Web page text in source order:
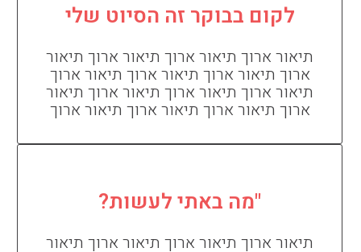
לקום בבוקר זה הסיוט שלי
תיאור ארוך תיאור ארוך תיאור ארוך תיאור
ארוך תיאור ארוך תיאור ארוך תיאור ארוך
תיאור ארוך תיאור ארוך תיאור ארוך תיאור
ארוך תיאור ארוך תיאור ארוך תיאור ארוך
"מה באתי לעשות?
תיאור ארוך תיאור ארוך תיאור ארוך תיאור